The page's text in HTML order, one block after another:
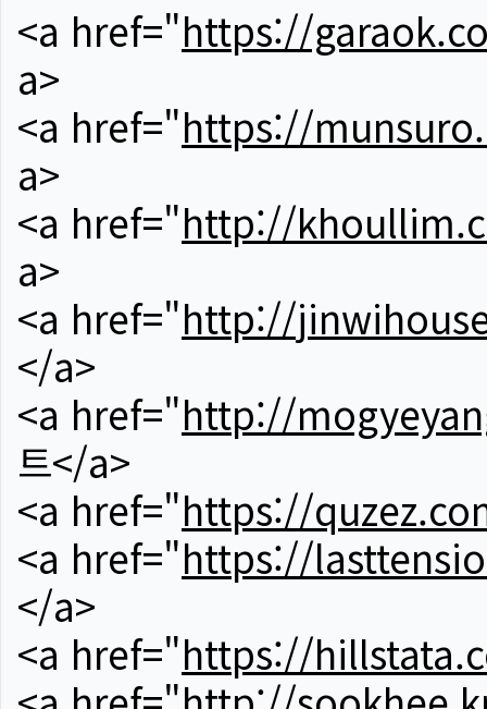
<a href="https://
a>
<a href="https://
a>
<a href="http://
a>
<a href="http://
</a>
<a href="http://
트</a>
<a href="https://
<a href="https://
</a>
<a href="https://